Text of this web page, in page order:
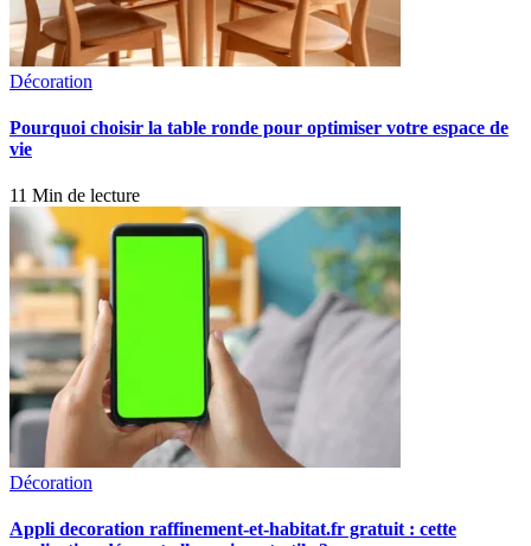
Décoration
Pourquoi choisir la table ronde pour optimiser votre espace de
vie
11 Min de lecture
Décoration
Appli decoration raffinement-et-habitat.fr gratuit : cette